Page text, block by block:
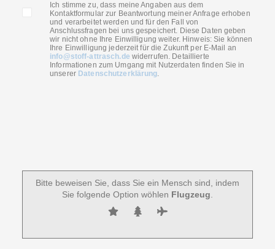
Ich stimme zu, dass meine Angaben aus dem
Kontaktformular zur Beantwortung meiner Anfrage erhoben
und verarbeitet werden und für den Fall von
Anschlussfragen bei uns gespeichert. Diese Daten geben
wir nicht ohne Ihre Einwilligung weiter. Hinweis: Sie können
Ihre Einwilligung jederzeit für die Zukunft per E-Mail an
info@stoff-attrasch.de widerrufen. Detaillierte
Informationen zum Umgang mit Nutzerdaten finden Sie in
unserer Datenschutzerklärung.
Bitte beweisen Sie, dass Sie ein Mensch sind, indem
Sie folgende Option wöhlen Flugzeug